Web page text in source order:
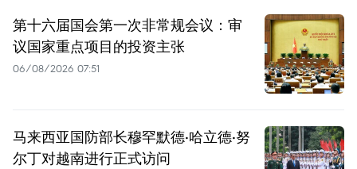
第十六届国会第一次非常规会议：审
议国家重点项目的投资主张
06/08/2026 07:51
马来西亚国防部长穆罕默德·哈立德·努
尔丁对越南进行正式访问